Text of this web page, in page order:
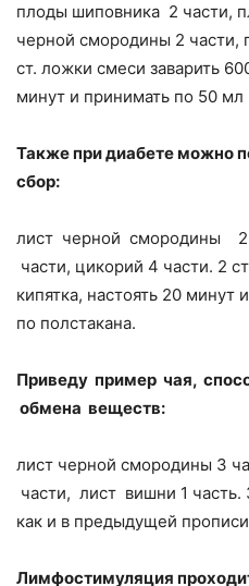
плоды шиповника ­ 2 части,
черной смородины ­2 части,
ст. ложки смеси заварить
минут и принимать по 50 мл
Также при диабете можно
сбор:
лист черной смородины ­ 2
части, цикорий 4 части. 2
кипятка, настоять 20 минут
по полстакана.
Приведу пример чая,
обмена веществ:
лист черной смородины 3
части, лист вишни 1 часть.
как и в предыдущей
Лимфостимуляция